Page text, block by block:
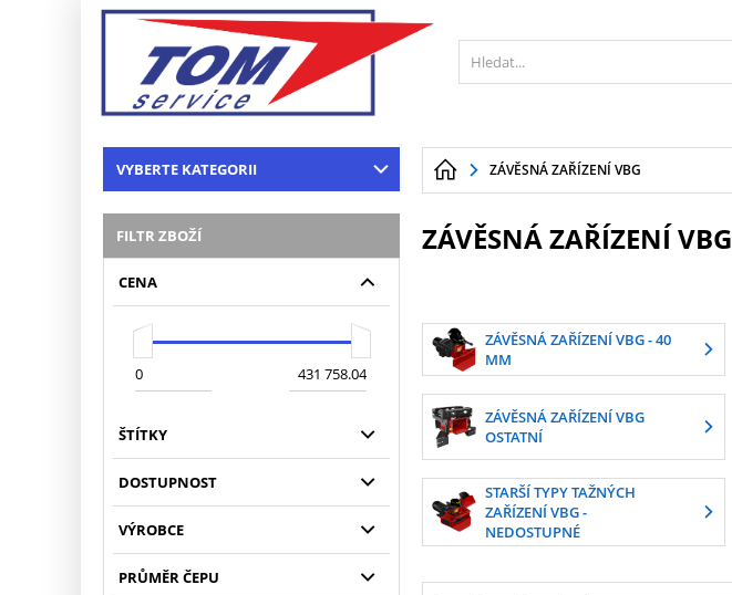
VYBERTE KATEGORII
FILTR ZBOŽÍ
CENA
ŠTÍTKY
DOSTUPNOST
VÝROBCE
PRŮMĚR ČEPU
ZÁVĚSNÁ ZAŘÍZENÍ VBG
ZÁVĚSNÁ ZAŘÍZENÍ VBG
ZÁVĚSNÁ ZAŘÍZENÍ VBG - 40
MM
ZÁVĚSNÁ ZAŘÍZENÍ VBG
OSTATNÍ
STARŠÍ TYPY TAŽNÝCH
ZAŘÍZENÍ VBG -
NEDOSTUPNÉ